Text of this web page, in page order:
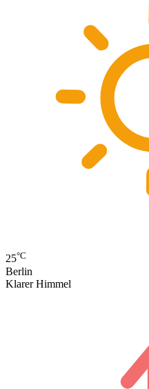
25°C
Berlin
Klarer Himmel